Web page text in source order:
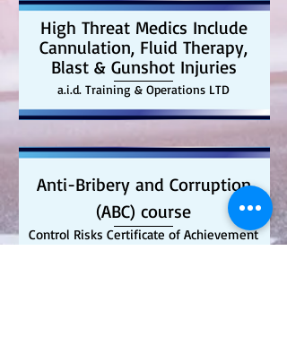
Anti-Bribery and Corruption
(ABC) course
Control Risks Certificate of Achievement
High Threat Medics Include
Cannulation, Fluid Therapy,
Blast & Gunshot Injuries
a.i.d. Training & Operations LTD